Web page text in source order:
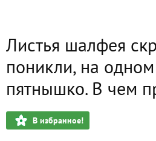
Листья шалфея
поникли, на
пятнышко. В чем
В избранное!